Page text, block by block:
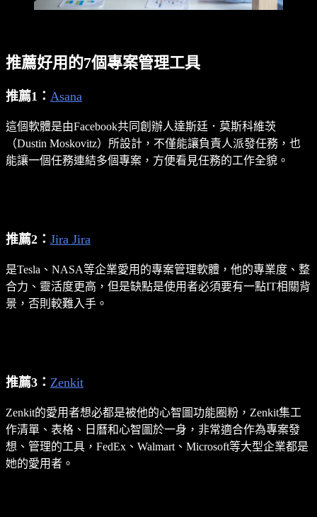
推薦好用的7個專案管理工具
推薦1： Asana
這個軟體是由Facebook共同創辦人達斯廷．莫斯科維茨
（Dustin Moskovitz）所設計，不僅能讓負責人派發任務，也
能讓一個任務連結多個專案，方便看見任務的工作全貌。
推薦2： Jira Jira
是Tesla、NASA等企業愛用的專案管理軟體，他的專業度、整
合力、靈活度更高，但是缺點是使用者必須要有一點IT相關背
景，否則較難入手。
推薦3： Zenkit
Zenkit的愛用者想必都是被他的心智圖功能圈粉，Zenkit集工
作清單、表格、日曆和心智圖於一身，非常適合作為專案發
想、管理的工具，FedEx、Walmart、Microsoft等大型企業都是
她的愛用者。